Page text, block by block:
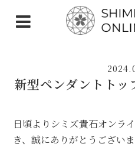
さくらインカット
ダンデライオンカット
新型ペンダントト
日頃よりシミズ貴石オンラ
き、誠にありがとうございま